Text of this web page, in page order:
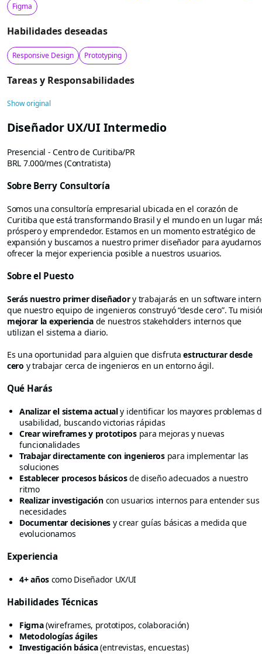
Figma
Habilidades deseadas
Responsive Design Prototyping
Tareas y Responsabilidades
Show original
Diseñador UX/UI Intermedio
Presencial - Centro de Curitiba/PR
BRL 7.000/mes (Contratista)
Sobre Berry Consultoría
Somos una consultoría empresarial ubicada en el corazón de
Curitiba que está transformando Brasil y el mundo en un lugar
próspero y emprendedor. Estamos en un momento estratégico de
expansión y buscamos a nuestro primer diseñador para
ofrecer la mejor experiencia posible a nuestros usuarios.
Sobre el Puesto
Serás nuestro primer diseñadory trabajarás en un software
que nuestro equipo de ingenieros construyó “desde cero”. Tu
mejorar la experienciade nuestros stakeholders internos que
utilizan el sistema a diario.
Es una oportunidad para alguien que disfrutaestructurar desde
cero y trabajar cerca de ingenieros en un entorno ágil.
Qué Harás
Analizar el sistema actualy identificar los mayores problemas
usabilidad, buscando victorias rápidas
Crear wireframes y prototipospara mejoras y nuevas
funcionalidades
Trabajar directamente con ingenierospara implementar las
soluciones
Establecer procesos básicosde diseño adecuados a nuestro
ritmo
Realizar investigacióncon usuarios internos para entender sus
necesidades
Documentar decisiones y crear guías básicas a medida que
evolucionamos
Experiencia
4+ años como Diseñador UX/UI
Habilidades Técnicas
Figma(wireframes, prototipos, colaboración)
Metodologías ágiles
Investigación básica(entrevistas, encuestas)